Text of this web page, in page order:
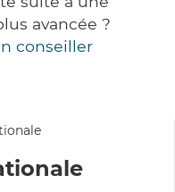
avancée ?
conseiller